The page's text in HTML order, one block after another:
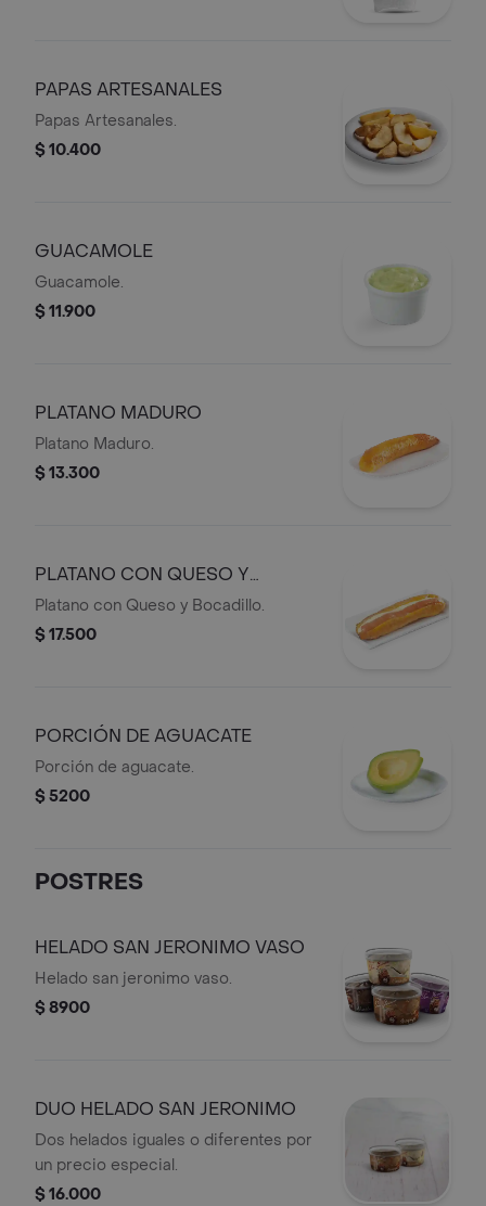
PAPAS ARTESANALES
Papas Artesanales.
$ 10.400
GUACAMOLE
Guacamole.
$ 11.900
PLATANO MADURO
Platano Maduro.
$ 13.300
PLATANO CON QUESO Y
BOCADILLO
Platano con Queso y Bocadillo.
$ 17.500
PORCIÓN DE AGUACATE
Porción de aguacate.
$ 5200
POSTRES
HELADO SAN JERONIMO VASO
Helado san jeronimo vaso.
$ 8900
DUO HELADO SAN JERONIMO
Dos helados iguales o diferentes por
un precio especial.
$ 16.000